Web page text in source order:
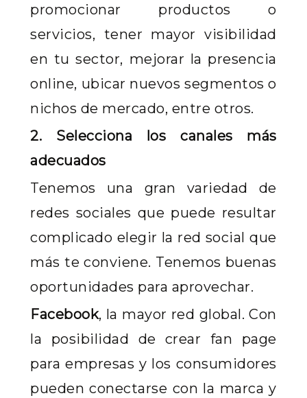
promocionar productos o
servicios, tener mayor visibilidad
en tu sector, mejorar la presencia
online, ubicar nuevos segmentos o
nichos de mercado, entre otros.
2. Selecciona los canales más
adecuados
Tenemos una gran variedad de
redes sociales que puede resultar
complicado elegir la red social que
más te conviene. Tenemos buenas
oportunidades para aprovechar.
Facebook, la mayor red global. Con
la posibilidad de crear fan page
para empresas y los consumidores
pueden conectarse con la marca y